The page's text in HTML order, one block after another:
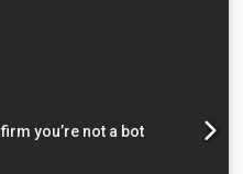
van diverse fabrikanten
in de technische